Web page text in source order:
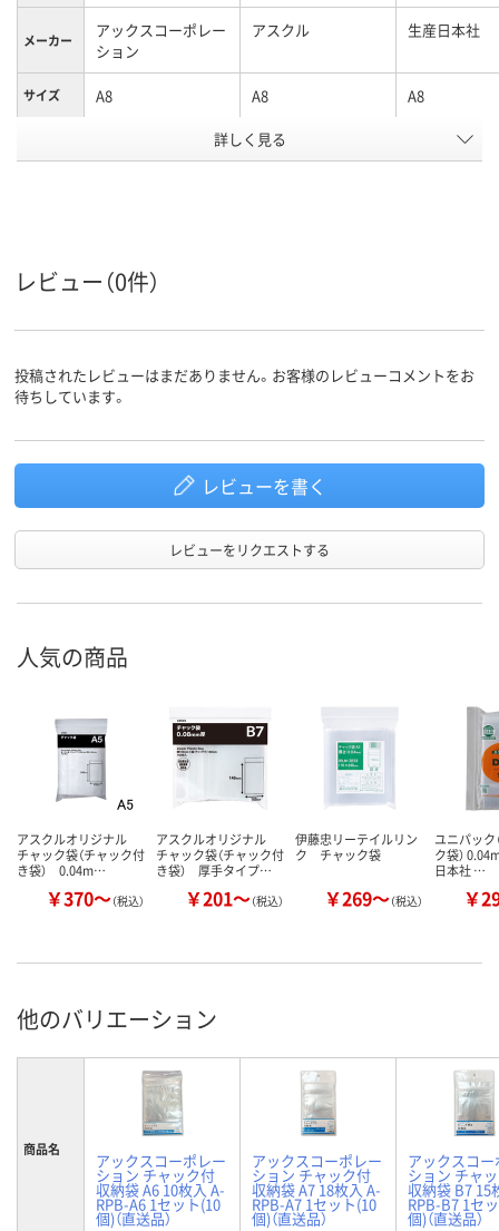
メーカー
アックスコーポレー
ション
アスクル 生産日本社
サイズ A8 A8 A8
ポリエチレン、
LDPE（ツルツルタイ
低密度ポリ
ン、LDPE（ツ
商品環境
詳しく見る
レビュー（0件）
投稿されたレビューはまだありません。お客様のレビューコメントをお
待ちしています。
レビューを書く
レビューをリクエストする
人気の商品
アスクルオリジナル
チャック袋（チャック付
き袋） 0.04m…
￥370～（税込）
アスクルオリジナル
チャック袋（チャック付
き袋） 厚手タイプ…
￥201～（税込）
伊藤忠リーテイルリン
ク チャック袋
￥269～（税込）
ユニパック
ク袋）
日本社 …
￥
他のバリエーション
商品名
アックスコーポレー
ション チャック付
収納袋 A6 10枚入 A-
RPB-A6 1セット(10
個)（直送品）
アックスコーポレー
ション チャック付
収納袋 A7 18枚入 A-
RPB-A7 1セット(10
個)（直送品）
アックスコ
ション チャ
収納袋 B7 15
RPB-B7 1セ
個)（直送品）